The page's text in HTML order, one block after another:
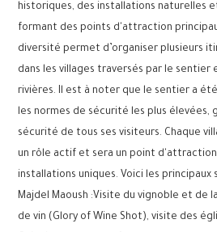
historiques, des installations naturelles
formant des points d'attraction
diversité permet d’organiser plusieurs
dans les villages traversés par le sentier
rivières. Il est à noter que le sentier a
les normes de sécurité les plus élevées,
sécurité de tous ses visiteurs. Chaque
un rôle actif et sera un point
installations uniques. Voici les principaux
Majdel Maoush :Visite du vignoble et de
de vin (Glory of Wine Shot), visite des